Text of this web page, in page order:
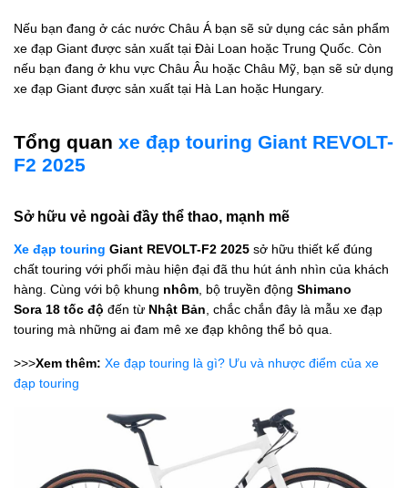
Nếu bạn đang ở các nước Châu Á bạn sẽ sử dụng các sản phẩm
xe đạp Giant được sản xuất tại Đài Loan hoặc Trung Quốc. Còn
nếu bạn đang ở khu vực Châu Âu hoặc Châu Mỹ, bạn sẽ sử dụng
xe đạp Giant được sản xuất tại Hà Lan hoặc Hungary.
Tổng quan xe đạp touring Giant REVOLT-
F2 2025
Sở hữu vẻ ngoài đầy thể thao, mạnh mẽ
Xe đạp touring Giant REVOLT-F2 2025 sở hữu thiết kế đúng
chất touring với phối màu hiện đại đã thu hút ánh nhìn của khách
hàng. Cùng với bộ khung nhôm , bộ truyền động Shimano
Sora 18 tốc độ đến từ Nhật Bản , chắc chắn đây là mẫu xe đạp
touring mà những ai đam mê xe đạp không thể bỏ qua.
>>>Xem thêm: Xe đạp touring là gì? Ưu và nhược điểm của xe
đạp touring